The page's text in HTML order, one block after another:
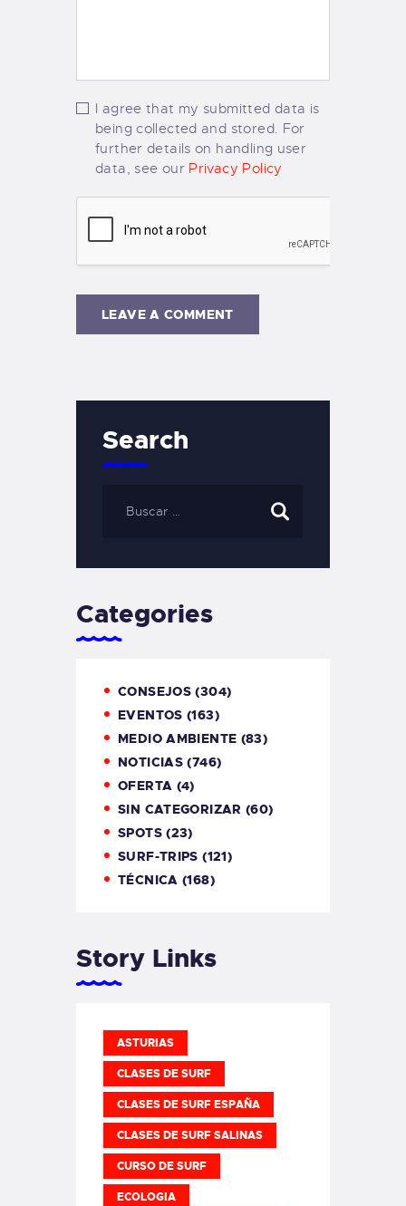
I agree that my submitted data is
being collected and stored. For
further details on handling user
data, see our Privacy Policy
Search
Categories
CONSEJOS (304)
EVENTOS (163)
MEDIO AMBIENTE (83)
NOTICIAS (746)
OFERTA (4)
SIN CATEGORIZAR (60)
SPOTS(23)
SURF-TRIPS (121)
TÉCNICA (168)
Story Links
ASTURIAS
CLASES DE SURF
CLASES DE SURF ESPAÑA
CLASES DE SURF SALINAS
CURSO DE SURF
ECOLOGIA